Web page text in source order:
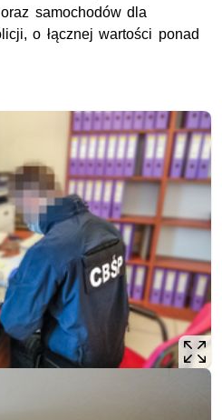
samochodów dla
o łącznej wartości ponad